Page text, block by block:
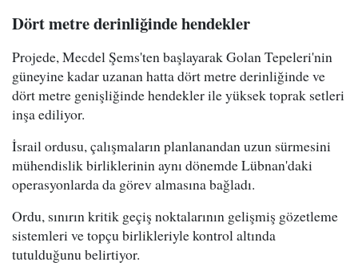
Dört metre derinliğinde hendekler
Projede, Mecdel Şems'ten başlayarak Golan Tepeleri'nin
güneyine kadar uzanan hatta dört metre derinliğinde ve
dört metre genişliğinde hendekler ile yüksek toprak setleri
inşa ediliyor.
İsrail ordusu, çalışmaların planlanandan uzun sürmesini
mühendislik birliklerinin aynı dönemde Lübnan'daki
operasyonlarda da görev almasına bağladı.
Ordu, sınırın kritik geçiş noktalarının gelişmiş gözetleme
sistemleri ve topçu birlikleriyle kontrol altında
tutulduğunu belirtiyor.